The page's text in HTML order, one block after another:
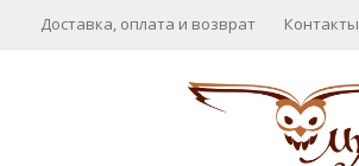
Доставка, оплата и возврат Контакты